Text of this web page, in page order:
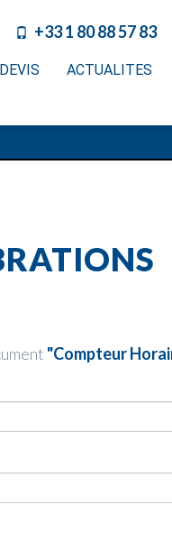
+33 1 80 88 57 83
DEVIS ACTUALITES
"Compteur